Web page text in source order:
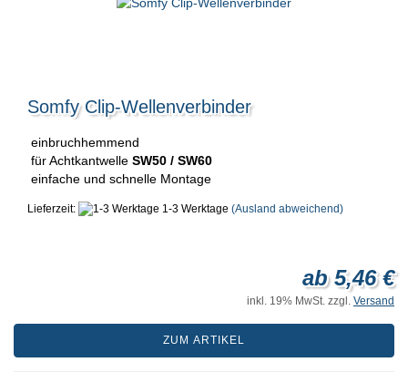
Somfy Clip-Wellenverbinder
einbruchhemmend
für Achtkantwelle SW50 / SW60
einfache und schnelle Montage
Lieferzeit: 1-3 Werktage (Ausland abweichend)
ab 5,46 €
inkl. 19% MwSt. zzgl. Versand
ZUM ARTIKEL